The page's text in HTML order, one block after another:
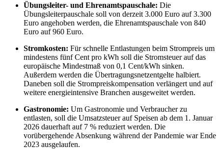
Übungsleiter- und Ehrenamtspauschale: Die
Übungsleiterpauschale soll von derzeit 3.000 Euro auf 3.300
Euro angehoben werden, die Ehrenamtspauschale von 840
Euro auf 960 Euro.
Stromkosten: Für schnelle Entlastungen beim Strompreis um
mindestens fünf Cent pro kWh soll die Stromsteuer auf das
europäische Mindestmaß von 0,1 Cent/kWh sinken.
Außerdem werden die Übertragungsnetzentgelte halbiert.
Daneben soll die Strompreiskompensation verlängert und auf
weitere energieintensive Branchen ausgeweitet werden.
Gastronomie: Um Gastronomie und Verbraucher zu
entlasten, soll die Umsatzsteuer auf Speisen ab dem 1. Januar
2026 dauerhaft auf 7 % reduziert werden. Die
vorübergehende Absenkung während der Pandemie war Ende
2023 ausgelaufen.